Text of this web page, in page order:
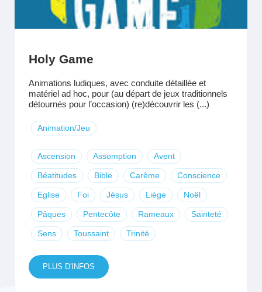
Holy Game
Animations ludiques, avec conduite détaillée et
matériel ad hoc, pour (au départ de jeux traditionnels
détournés pour l’occasion) (re)découvrir les (...)
Animation/Jeu
Ascension Assomption Avent
Béatitudes Bible Carême Conscience
Eglise Foi Jésus Liège Noël
Pâques Pentecôte Rameaux Sainteté
Sens Toussaint Trinité
PLUS D'INFOS